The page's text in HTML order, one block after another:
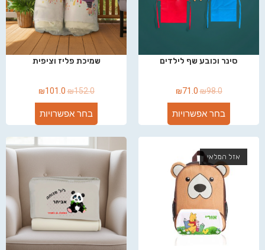
סינר וכובע שף לילדים
₪98.0
₪71.0
בחר אפשרויות
שמיכת פליז וציפית
₪152.0
₪101.0
בחר אפשרויות
אזל המלאי